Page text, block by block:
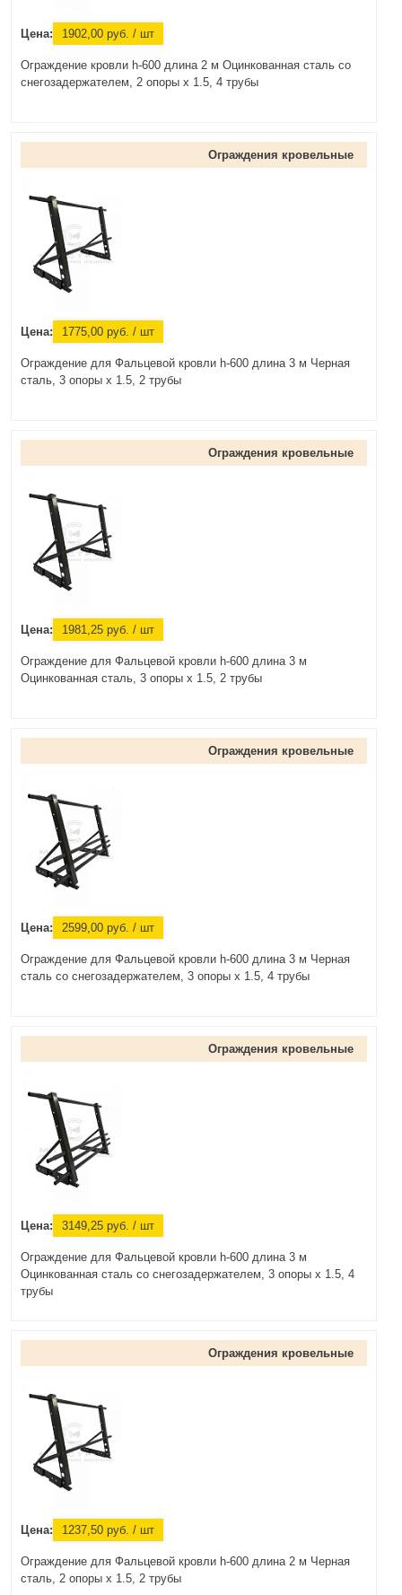
Цена: 1902,00 руб. / шт
Ограждение кровли h-600 длина 2 м Оцинкованная сталь со
снегозадержателем, 2 опоры х 1.5, 4 трубы
Ограждения кровельные
Цена: 1775,00 руб. / шт
Ограждение для Фальцевой кровли h-600 длина 3 м Черная
сталь, 3 опоры х 1.5, 2 трубы
Ограждения кровельные
Цена: 1981,25 руб. / шт
Ограждение для Фальцевой кровли h-600 длина 3 м
Оцинкованная сталь, 3 опоры х 1.5, 2 трубы
Ограждения кровельные
Цена: 2599,00 руб. / шт
Ограждение для Фальцевой кровли h-600 длина 3 м Черная
сталь со снегозадержателем, 3 опоры х 1.5, 4 трубы
Ограждения кровельные
Цена: 3149,25 руб. / шт
Ограждение для Фальцевой кровли h-600 длина 3 м
Оцинкованная сталь со снегозадержателем, 3 опоры х 1.5, 4
трубы
Ограждения кровельные
Цена: 1237,50 руб. / шт
Ограждение для Фальцевой кровли h-600 длина 2 м Черная
сталь, 2 опоры х 1.5, 2 трубы